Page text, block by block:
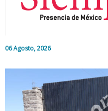
06 Agosto, 2026
Editorial